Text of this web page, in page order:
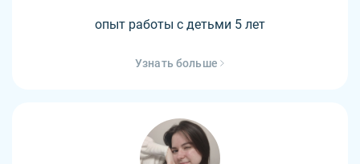
опыт работы с детьми 5 лет
Узнать больше